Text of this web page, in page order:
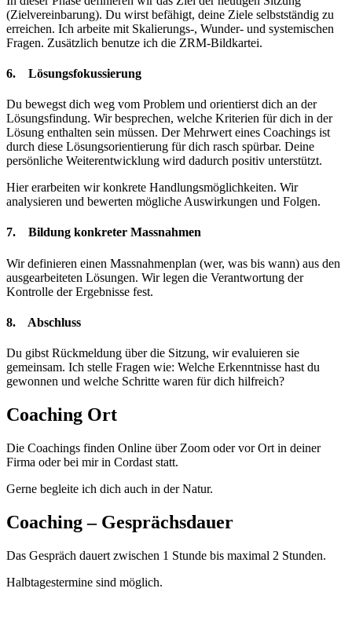
(Zielvereinbarung). Du wirst befähigt, deine Ziele selbstständig zu
erreichen. Ich arbeite mit Skalierungs-, Wunder- und systemischen
Fragen. Zusätzlich benutze ich die ZRM-Bildkartei.
6. Lösungsfokussierung
Du bewegst dich weg vom Problem und orientierst dich an der
Lösungsfindung. Wir besprechen, welche Kriterien für dich in der
Lösung enthalten sein müssen. Der Mehrwert eines Coachings ist
durch diese Lösungsorientierung für dich rasch spürbar. Deine
persönliche Weiterentwicklung wird dadurch positiv unterstützt.
Hier erarbeiten wir konkrete Handlungsmöglichkeiten. Wir
analysieren und bewerten mögliche Auswirkungen und Folgen.
7. Bildung konkreter Massnahmen
Wir definieren einen Massnahmenplan (wer, was bis wann) aus den
ausgearbeiteten Lösungen. Wir legen die Verantwortung der
Kontrolle der Ergebnisse fest.
8. Abschluss
Du gibst Rückmeldung über die Sitzung, wir evaluieren sie
gemeinsam. Ich stelle Fragen wie: Welche Erkenntnisse hast du
gewonnen und welche Schritte waren für dich hilfreich?
Coaching Ort
Die Coachings finden Online über Zoom oder vor Ort in deiner
Firma oder bei mir in Cordast statt.
Gerne begleite ich dich auch in der Natur.
Coaching – Gesprächsdauer
Das Gespräch dauert zwischen 1 Stunde bis maximal 2 Stunden.
Halbtagestermine sind möglich.